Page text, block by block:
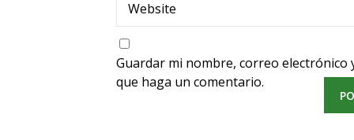
Website
Guardar mi nombre, correo
que haga un comentario.